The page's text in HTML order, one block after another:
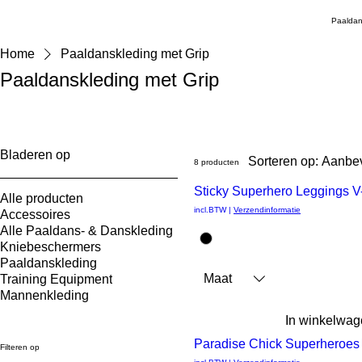
Home Paaldanskleding met Grip
Paaldanskleding met Grip
Bladeren op
Alle producten
Accessoires
Alle Paaldans- & Danskleding
Kniebeschermers
Paaldanskleding
Training Equipment
Mannenkleding
Filteren op
8 producten Sorteren op:
overzicht
Sticky Superhero Leggings
incl.BTW| Verzendinformatie
Maat
In
Paradise Chick